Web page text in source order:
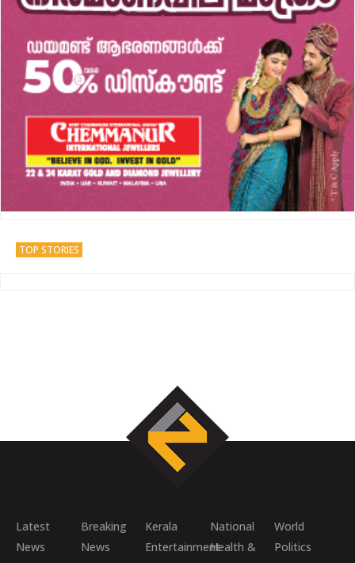
TOP STORIES
Latest
News
Breaking
News
Kerala National
World
EntertainmentHealth &
Politics